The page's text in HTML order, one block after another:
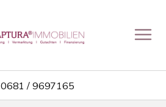
0681 / 9697165